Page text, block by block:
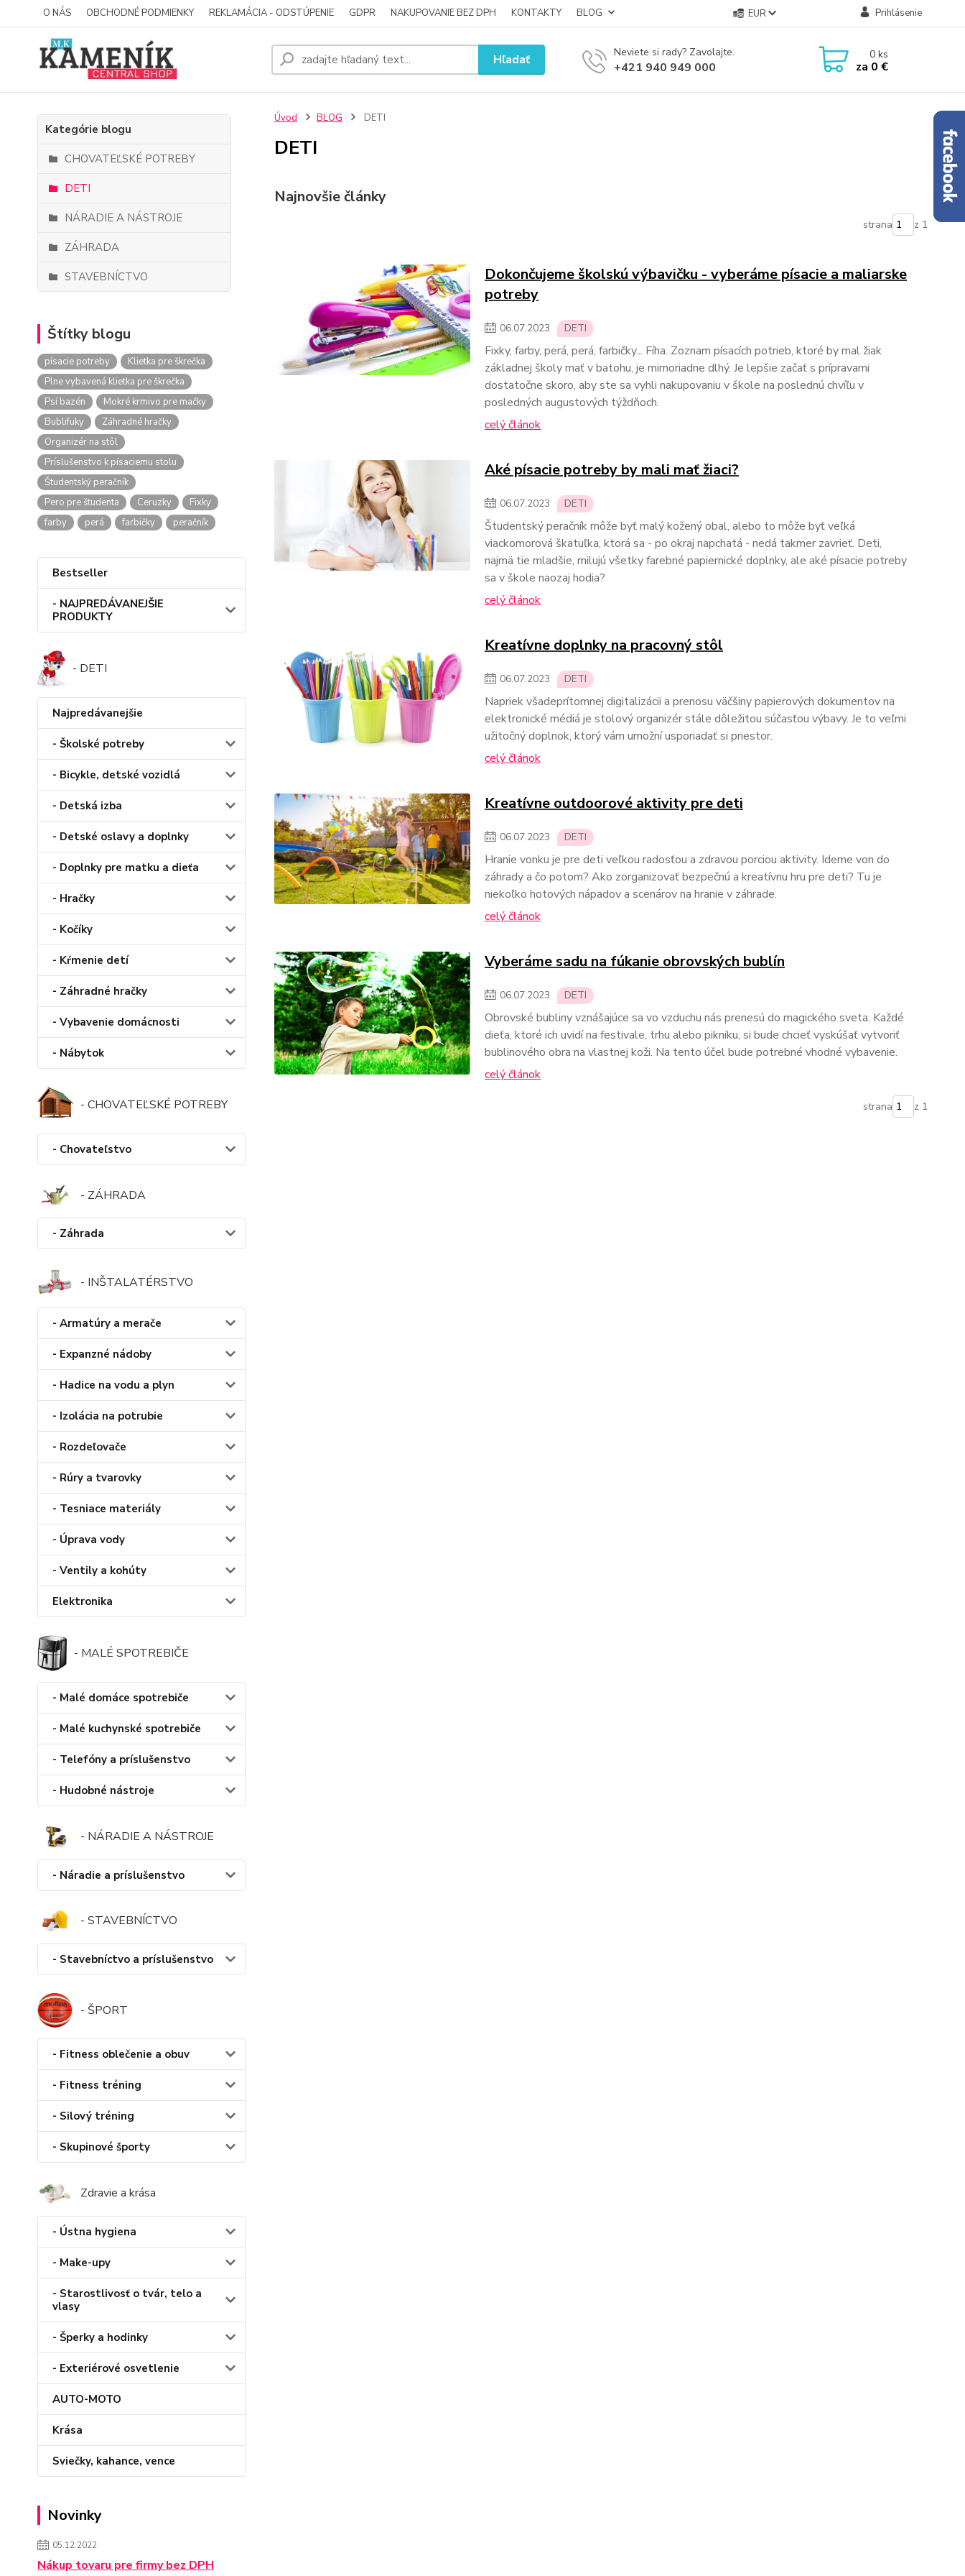
O NÁS OBCHODNÉ PODMIENKY REKLAMÁCIA - ODSTÚPENIE GDPR NAKUPOVANIE BEZ DPH KONTAKTY BLOG EUR Prihlásenie
Hľadať Neviete si rady? Zavolajte.
+421 940 949 000
0ks
za 0 €
Kategórie blogu
CHOVATEĽSKÉ POTREBY
DETI
NÁRADIE A NÁSTROJE
ZÁHRADA
STAVEBNÍCTVO
Štítky blogu
písacie potreby
Klietka pre škrečka
Plne vybavená klietka pre škrečka
Psí bazén
Mokré krmivo pre mačky
Bublifuky
Záhradné hračky
Organizér na stôl
Príslušenstvo k písaciemu stolu
Študentský peračník
Pero pre študenta
Ceruzky
Fixky
farby
perá farbičky peračník
Bestseller
- NAJPREDÁVANEJŠIE
PRODUKTY
- DETI
Najpredávanejšie
- Školské potreby
- Bicykle, detské vozidlá
- Detská izba
- Detské oslavy a doplnky
- Doplnky pre matku a dieťa
- Hračky
- Kočíky
- Kŕmenie detí
- Záhradné hračky
- Vybavenie domácnosti
- Nábytok
- CHOVATEĽSKÉ POTREBY
- Chovateľstvo
- ZÁHRADA
- Záhrada
- INŠTALATÉRSTVO
- Armatúry a merače
- Expanzné nádoby
- Hadice na vodu a plyn
- Izolácia na potrubie
- Rozdeľovače
- Rúry a tvarovky
- Tesniace materiály
- Úprava vody
- Ventily a kohúty
Elektronika
- MALÉ SPOTREBIČE
- Malé domáce spotrebiče
- Malé kuchynské spotrebiče
- Telefóny a príslušenstvo
- Hudobné nástroje
- NÁRADIE A NÁSTROJE
- Náradie a príslušenstvo
- STAVEBNÍCTVO
- Stavebníctvo a príslušenstvo
- ŠPORT
- Fitness oblečenie a obuv
- Fitness tréning
- Silový tréning
- Skupinové športy
Zdravie a krása
- Ústna hygiena
- Make-upy
- Starostlivosť o tvár, telo a
vlasy
- Šperky a hodinky
- Exteriérové osvetlenie
AUTO-MOTO
Krása
Sviečky, kahance, vence
Novinky
05.12.2022
Nákup tovaru pre firmy bez DPH
Úvod BLOG DETI
DETI
Najnovšie články
strana z 1
Dokončujeme školskú výbavičku - vyberáme písacie a maliarske
potreby
06.07.2023 DETI
Fixky, farby, perá, perá, farbičky... Fíha. Zoznam písacích potrieb, ktoré by mal žiak
základnej školy mať v batohu, je mimoriadne dlhý. Je lepšie začať s prípravami
dostatočne skoro, aby ste sa vyhli nakupovaniu v škole na poslednú chvíľu v
posledných augustových týždňoch.
celý článok
Aké písacie potreby by mali mať žiaci?
06.07.2023 DETI
Študentský peračník môže byť malý kožený obal, alebo to môže byť veľká
viackomorová škatuľka, ktorá sa - po okraj napchatá - nedá takmer zavrieť. Deti,
najmä tie mladšie, milujú všetky farebné papiernické doplnky, ale aké písacie potreby
sa v škole naozaj hodia?
celý článok
Kreatívne doplnky na pracovný stôl
06.07.2023 DETI
Napriek všadeprítomnej digitalizácii a prenosu väčšiny papierových dokumentov na
elektronické médiá je stolový organizér stále dôležitou súčasťou výbavy. Je to veľmi
užitočný doplnok, ktorý vám umožní usporiadať si priestor.
celý článok
Kreatívne outdoorové aktivity pre deti
06.07.2023 DETI
Hranie vonku je pre deti veľkou radosťou a zdravou porciou aktivity. Ideme von do
záhrady a čo potom? Ako zorganizovať bezpečnú a kreatívnu hru pre deti? Tu je
niekoľko hotových nápadov a scenárov na hranie v záhrade.
celý článok
Vyberáme sadu na fúkanie obrovských bublín
06.07.2023 DETI
Obrovské bubliny vznášajúce sa vo vzduchu nás prenesú do magického sveta. Každé
dieťa, ktoré ich uvidí na festivale, trhu alebo pikniku, si bude chcieť vyskúšať vytvoriť
bublinového obra na vlastnej koži. Na tento účel bude potrebné vhodné vybavenie.
celý článok
strana z 1